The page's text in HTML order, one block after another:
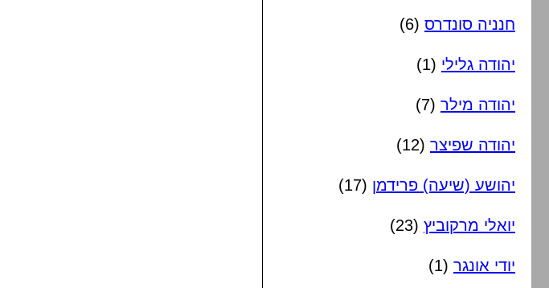
חנניה סונדרס (6)
יהודה גלילי (1)
יהודה מילר (7)
יהודה שפיצר (12)
יהושע (שיעה) פרידמן (17)
יואלי מרקוביץ (23)
יודי אונגר (1)